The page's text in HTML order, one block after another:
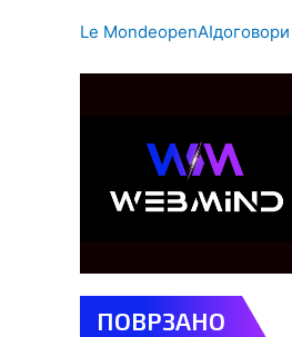
Le MondeopenAI
ПОВРЗАНО